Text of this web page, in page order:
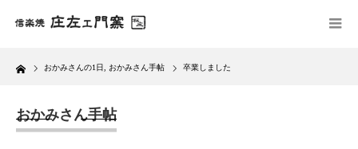
Home おかみさんの1日 おかみさん手帖 卒業しました
おかみさん手帖